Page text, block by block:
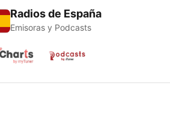
Radios de España
Emisoras y Podcasts